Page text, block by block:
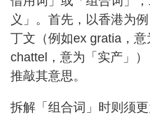
义」。首先，以香港为
丁文（例如ex gratia，
chattel，意为「实产」
推敲其意思。
拆解「组合词」时则须